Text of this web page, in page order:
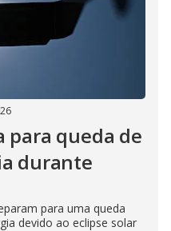
para queda de
durante
para uma queda
devido ao eclipse solar